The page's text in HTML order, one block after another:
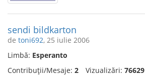
sendi bildkarton
de toni692, 25 iulie 2006
Limbă: Esperanto
Contribuții/Mesaje: 2 Vizualizări: 76629